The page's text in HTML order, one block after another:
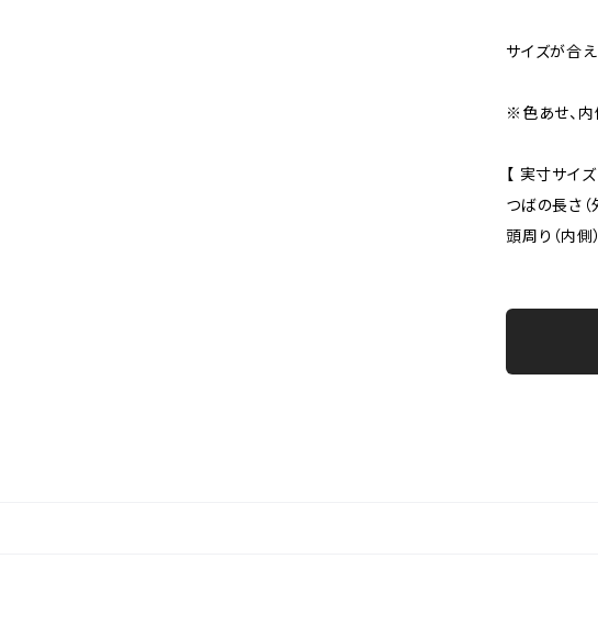
サイズが合
※色あせ、内
【 実寸サイズ
つばの長さ
頭周り（内側